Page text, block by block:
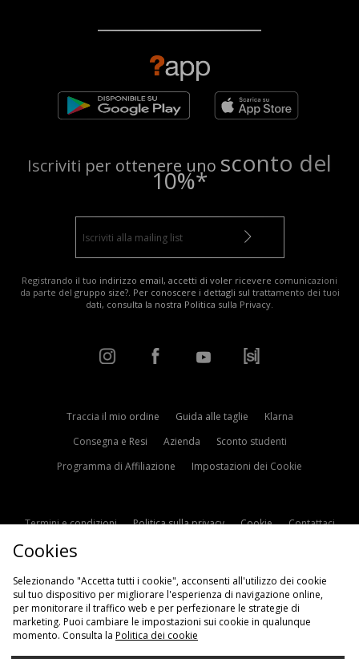
Iscriviti per ottenere uno sconto del
10%*
Registrando il tuo indirizzo email, accetti di voler ricevere comunicazioni
da parte del gruppo size?. Per conoscere i dettagli sul trattamento dei tuoi
dati, consulta la nostra Politica sulla Privacy.
Traccia il mio ordine Guida alle taglie
Klarna
Consegna e Resi
Azienda
Sconto studenti
Programma di Affiliazione
Impostazioni dei Cookie
Termini e condizioni Politica sulla privacy Cookie
Contattaci
Cookies
Selezionando "Accetta tutti i cookie", acconsenti all'utilizzo dei cookie
sul tuo dispositivo per migliorare l'esperienza di navigazione online,
per monitorare il traffico web e per perfezionare le strategie di
marketing. Puoi cambiare le impostazioni sui cookie in qualunque
momento. Consulta la Politica dei cookie